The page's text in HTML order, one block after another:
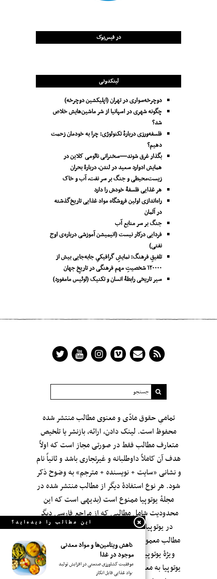
در فیس‌بوک
لینکدونی
دوچرخه‌سواری در تهران (اپلیکشین دوچرخه)
چگونه شهری در اسپانیا از شر ماشین‌هایش خلاص
شد؟
فلسفه‌ورزی دربارهٔ تکنولوژی: چرا به خودمان زحمت
دهیم؟
بگذار غرق شوند—سخنرانی نائومی کلاین در
همایش ادوارد سعید در لندن، دربارۀ بحران
زیست‌محیطی و جنگ بر سر نفت، آب و خاک
هر غذایی فلسفۀ خودش را دارد
راه‌اندازی اولین فروشگاه مواد غذایی تاریخ‌گذشته
در آلمان
جنگ بر سر منابع آب
فردایی درکار نیست (انیمیشن آموزشی درباره‌ی اوج
نفتی)
تلفیقِ فرهنگ: نمایشِ گرافیکیِ جا‌به‌جایی بیش از
۱۲۰۰۰۰ شخصیتِ مهم فرهنگی در تاریخِ جهان
سیر تاریخی رابطۀ انسان و تکنیک (لوئیس مامفورد)
تمامیِ حقوق مادّی و معنوی مطالب منتشر شده
محفوظ است. لینک دادن، ارائه، بازنشر یا تلخیص
متعارف مطالب فقط در صورتی مجاز است که اولاً
هدف آن کاملاً داوطلبانه و غیرتجاری باشد و ثانیاً نام
و نشانی «سایت + نویسنده + مترجم» به وضوح ذکر
شود. هر نوع استفادهٔ دیگر از مطالب منتشر شده در
مجلهٔ یوتوپیا ممنوع است (بدیهی است که این
محدودیت شامل مطالبی که از مراجعِ فارسی دیگر
در یوتوپیا بازنشر شده‌اند نمی‌شود؛ اگر چه این
مطالب معمولاً با صرف وقت و سلیقه و با «ویرایش»
ویژهٔ یوتوپیا بازنشر می‌شوند.). انتشار مطالب در
یوتوپیا به معنای تأییدِ بی‌قید‌ و شرطِ محتوای آن‌ها و
این مطالب را دیده‌اید؟
کاهش ویتامین‌ها و مواد معدنی
موجود در غذا
موفقیت کشاورزی صنعتی در افزایش تولید
مواد غذایی قابل انکار